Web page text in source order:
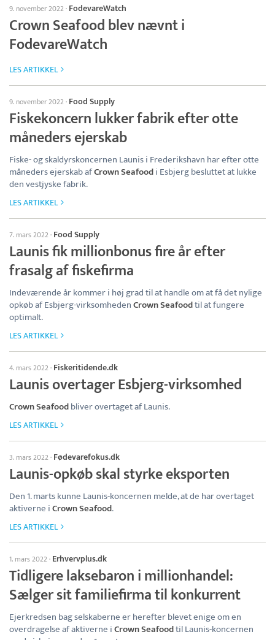
9. november 2022· FodevareWatch
Crown Seafood blev nævnt i
FodevareWatch
LES ARTIKKEL
9. november 2022· Food Supply
Fiskekoncern lukker fabrik efter otte
måneders ejerskab
Fiske- og skaldyrskoncernen Launis i Frederikshavn har efter otte
måneders ejerskab afCrown Seafoodi Esbjerg besluttet at lukke
den vestjyske fabrik.
LES ARTIKKEL
7. mars 2022· Food Supply
Launis fik millionbonus fire år efter
frasalg af fiskefirma
Indeværende år kommer i høj grad til at handle om at få det nylige
opkøb af Esbjerg-virksomhedenCrown Seafoodtil at fungere
optimalt.
LES ARTIKKEL
4. mars 2022· Fiskeritidende.dk
Launis overtager Esbjerg-virksomhed
Crown Seafoodbliver overtaget af Launis.
LES ARTIKKEL
3. mars 2022· Fødevarefokus.dk
Launis-opkøb skal styrke eksporten
Den 1. marts kunne Launis-koncernen melde, at de har overtaget
aktiverne iCrown Seafood.
LES ARTIKKEL
1. mars 2022· Erhvervplus.dk
Tidligere laksebaron i millionhandel:
Sælger sit familiefirma til konkurrent
Ejerkredsen bag selskaberne er herefter blevet enige om en
overdragelse af aktiverne iCrown Seafoodtil Launis-koncernen